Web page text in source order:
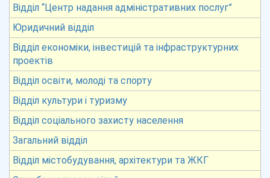
Відділ “Центр надання адміністративних послуг”
Юридичний відділ
Відділ економіки, інвестицій та інфраструктурних
проектів
Відділ освіти, молоді та спорту
Відділ культури і туризму
Відділ соціального захисту населення
Загальний відділ
Відділ містобудування, архітектури та ЖКГ